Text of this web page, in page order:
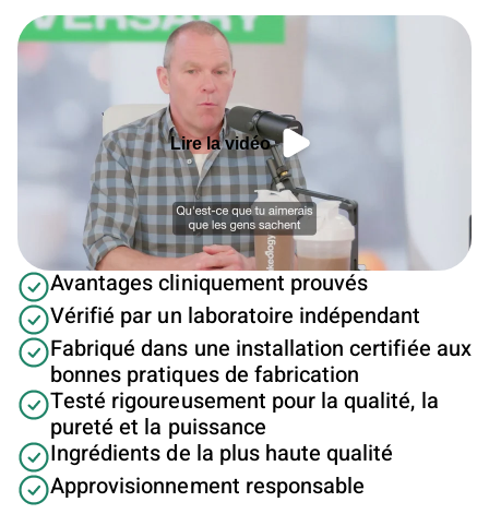
Lire la vidéo
Avantages cliniquement prouvés
Vérifié par un laboratoire indépendant
Fabriqué dans une installation certifiée aux
bonnes pratiques de fabrication
Testé rigoureusement pour la qualité, la
pureté et la puissance
Ingrédients de la plus haute qualité
Approvisionnement responsable